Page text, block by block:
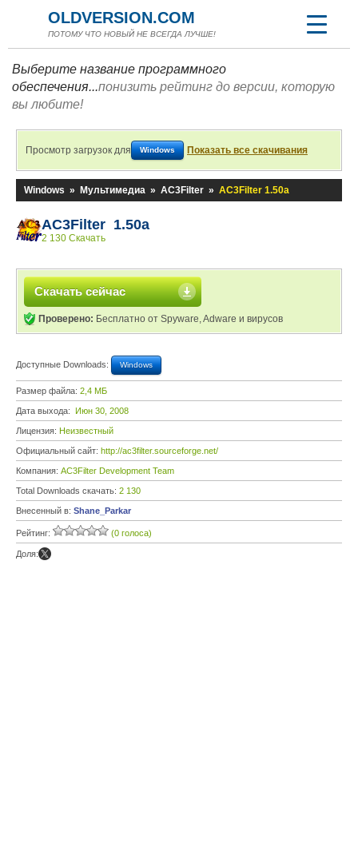
OLDVERSION.COM
ПОТОМУ ЧТО НОВЫЙ НЕ ВСЕГДА ЛУЧШЕ!
Выберите название программного
обеспечения...понизить рейтинг до версии, которую
вы любите!
Просмотр загрузок для Windows Показать все скачивания
Windows » Мультимедиа » AC3Filter » AC3Filter 1.50a
AC3Filter 1.50a
2 130 Скачать
Скачать сейчас
Проверено: Бесплатно от Spyware, Adware и вирусов
Доступные Downloads: Windows
Размер файла: 2,4 МБ
Дата выхода: Июн 30, 2008
Лицензия: Неизвестный
Официальный сайт: http://ac3filter.sourceforge.net/
Компания: AC3Filter Development Team
Total Downloads скачать: 2 130
Внесенный в: Shane_Parkar
Рейтинг: (0 голоса)
Доля: